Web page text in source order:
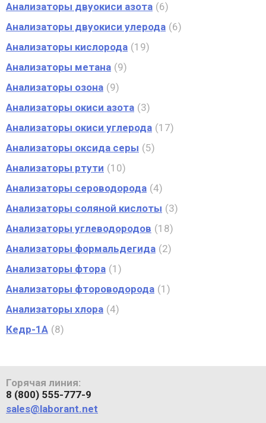
Анализаторы двуокиси азота 6
Анализаторы двуокиси улерода 6
Анализаторы кислорода 19
Анализаторы метана 9
Анализаторы озона 9
Анализаторы окиси азота 3
Анализаторы окиси углерода 17
Анализаторы оксида серы
5
Анализаторы ртути
10
Анализаторы сероводорода 4
Анализаторы соляной кислоты
3
Анализаторы углеводородов
18
Анализаторы формальдегида 2
Анализаторы фтора 1
Анализаторы фтороводорода 1
Анализаторы хлора 4
Кедр-1А 8
Горячая линия:
8 (800) 555-777-9
sales@laborant.net